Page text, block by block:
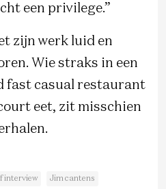
een privilege.”
zijn werk luid en
Wie straks in een
fast casual restaurant
eet, zit misschien
interview Jim cantens